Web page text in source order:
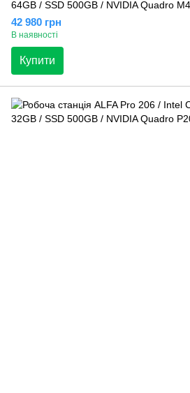
64GB / SSD 500GB / NVIDIA Quadro
42 980 грн
В наявності
Купити